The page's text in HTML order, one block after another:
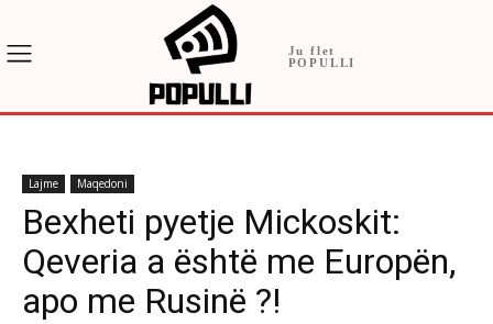
Ju flet
POPULLI
Lajme Maqedoni
Bexheti pyetje Mickoskit:
Qeveria a është me Europën,
apo me Rusinë ?!